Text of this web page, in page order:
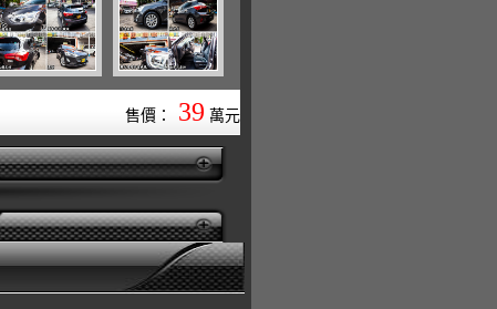
售價： 39 萬元